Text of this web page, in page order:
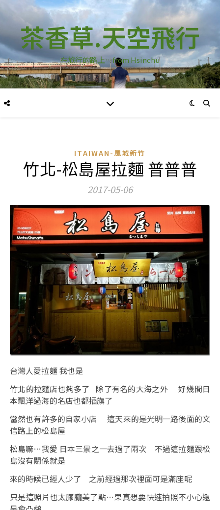
茶香草.天空飛行
在旅行的路上…from Hsinchu
ITAIWAN-風城新竹
竹北-松島屋拉麵 普普普
2017-05-06
台灣人愛拉麵 我也是
竹北的拉麵店也夠多了 除了有名的大海之外 好幾間日
本飄洋過海的名店也都插旗了
當然也有許多的自家小店 這天來的是光明一路後面的文
信路上的松島屋
松島嘛…我愛 日本三景之一去過了兩次 不過這拉麵跟松
島沒有關係就是
來的時候已經人少了 之前經過那次裡面可是滿座呢
只是這照片也太朦朧美了點…果真想要快速拍照不小心還